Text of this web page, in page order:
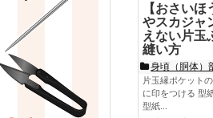
【おさい
やスカジャ
えない片玉
縫い方
身頃（胴体）
片玉縁ポケット
に印をつける 型
型紙...